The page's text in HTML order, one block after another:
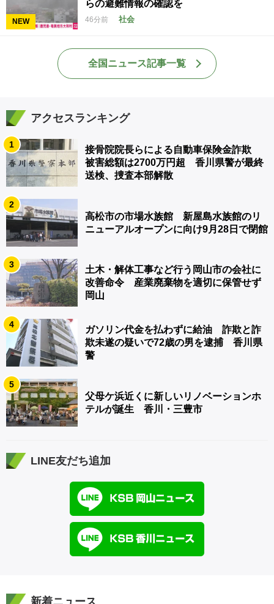
NEW
らの避難情報の確認を
46分前 社会
全国ニュース記事一覧
アクセスランキング
1
接骨院院長らによる自動車保険金詐欺
被害総額は2700万円超 香川県警が最終
送検、捜査本部解散
2
高松市の市場水族館 新屋島水族館のリ
ニューアルオープンに向け9月28日で閉館
3
土木・解体工事など行う岡山市の会社に
改善命令 産業廃棄物を適切に保管せず
岡山
4
ガソリン代金を払わずに給油 詐欺と詐
欺未遂の疑いで72歳の男を逮捕 香川県
警
5
父母ケ浜近くに新しいリノベーションホ
テルが誕生 香川・三豊市
LINE友だち追加
新着ニュース